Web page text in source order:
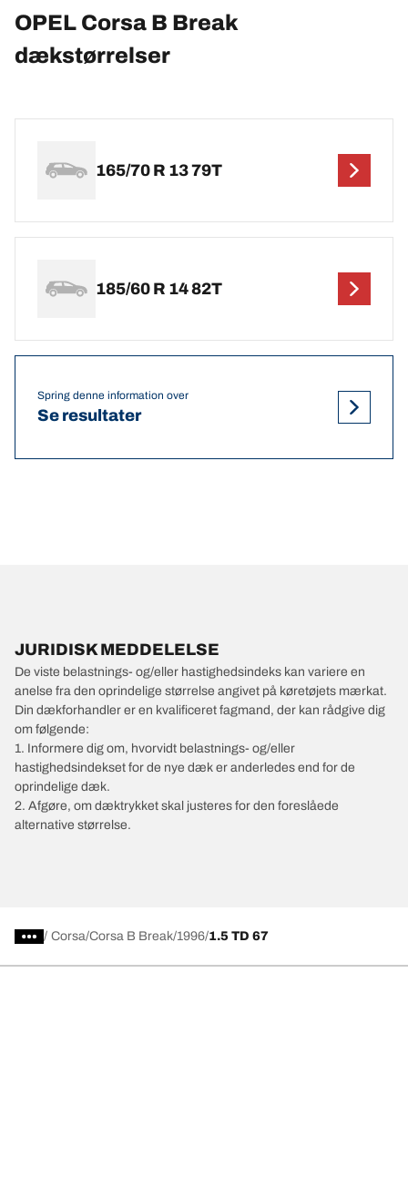
OPEL Corsa B Break
dækstørrelser
165/70 R 13 79T
185/60 R 14 82T
Spring denne information over
Se resultater
JURIDISK MEDDELELSE
De viste belastnings- og/eller hastighedsindeks kan variere en
anelse fra den oprindelige størrelse angivet på køretøjets mærkat.
Din dækforhandler er en kvalificeret fagmand, der kan rådgive dig
om følgende:
1. Informere dig om, hvorvidt belastnings- og/eller
hastighedsindekset for de nye dæk er anderledes end for de
oprindelige dæk.
2. Afgøre, om dæktrykket skal justeres for den foreslåede
alternative størrelse.
/ Corsa Corsa B Break 1996 1.5 TD 67